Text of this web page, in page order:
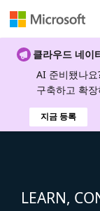
클라우드 네이
AI 준비됐나
구축하고 확
지금 등록
LEARN,